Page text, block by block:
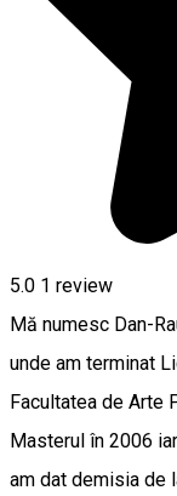
5.0 1 review
Mă numesc Dan-
unde am terminat
Facultatea de Arte
Masterul în 2006
am dat demisia de